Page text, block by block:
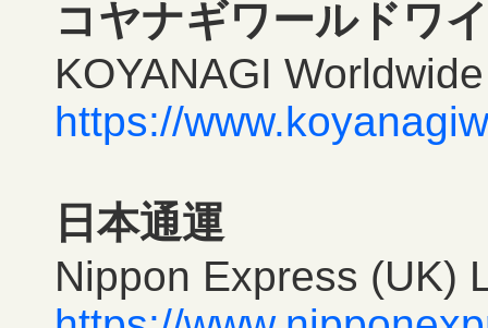
コヤナギワールドワ
KOYANAGI
https://
日本通運
Nippon Express (UK)